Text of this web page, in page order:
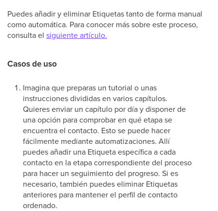
Puedes añadir y eliminar Etiquetas tanto de forma manual
como automática. Para conocer más sobre este proceso,
consulta el siguiente artículo.
Casos de uso
Imagina que preparas un tutorial o unas
instrucciones divididas en varios capítulos.
Quieres enviar un capítulo por día y disponer de
una opción para comprobar en qué etapa se
encuentra el contacto. Esto se puede hacer
fácilmente mediante automatizaciones. Allí
puedes añadir una Etiqueta específica a cada
contacto en la etapa correspondiente del proceso
para hacer un seguimiento del progreso. Si es
necesario, también puedes eliminar Etiquetas
anteriores para mantener el perfil de contacto
ordenado.